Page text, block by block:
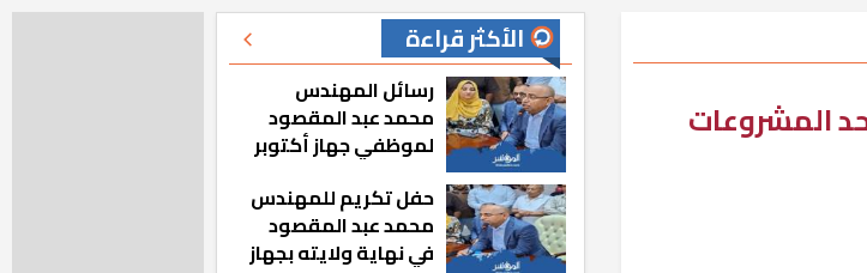
المشروعات
الأكثر قراءة
رسائل المهندس
محمد عبد المقصود
لموظفي جهاز أكتوبر
مشيت والمدينة
رجعت للخلف»
حفل تكريم للمهندس
محمد عبد المقصود
في نهاية ولايته بجهاز